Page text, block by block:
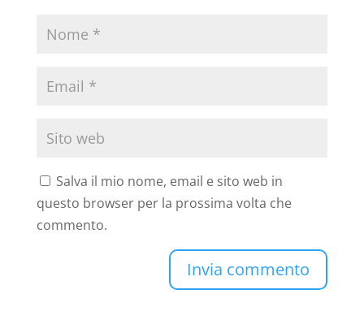
Salva il mio nome, email e sito web in
questo browser per la prossima volta che
commento.